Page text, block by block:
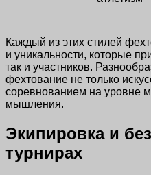
Каждый из этих стилей
и уникальности, которые
так и участников.
фехтование не только
соревнованием на уровне
мышления.
Экипировка и
турнирах